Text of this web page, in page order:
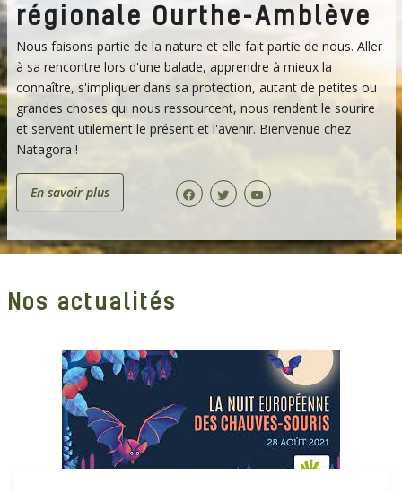
régionale Ourthe-Amblève
Nous faisons partie de la nature et elle fait partie de nous. Aller
à sa rencontre lors d'une balade, apprendre à mieux la
connaître, s'impliquer dans sa protection, autant de petites ou
grandes choses qui nous ressourcent, nous rendent le sourire
et servent utilement le présent et l'avenir. Bienvenue chez
Natagora !
En savoir plus
Nos actualités